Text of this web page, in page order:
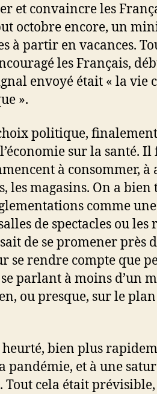
et convaincre les
octobre encore, un
à partir en vacances.
les Français,
envoyé était « la vie
».
politique, finalement
sur la santé.
à consommer, à
les magasins. On a bien
comme une
de spectacles ou les
de se promener près
se rendre compte que
parlant à moins d’un
ou presque, sur le plan
heurté, bien plus
pandémie, et à une
Tout cela était